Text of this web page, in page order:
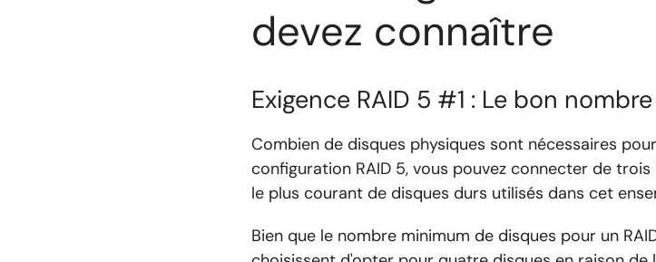
devez connaître
Exigence RAID 5 #1 : Le bon
Combien de disques physiques sont nécessaires
configuration RAID 5, vous pouvez connecter de
le plus courant de disques durs utilisés dans cet
Bien que le nombre minimum de disques pour un